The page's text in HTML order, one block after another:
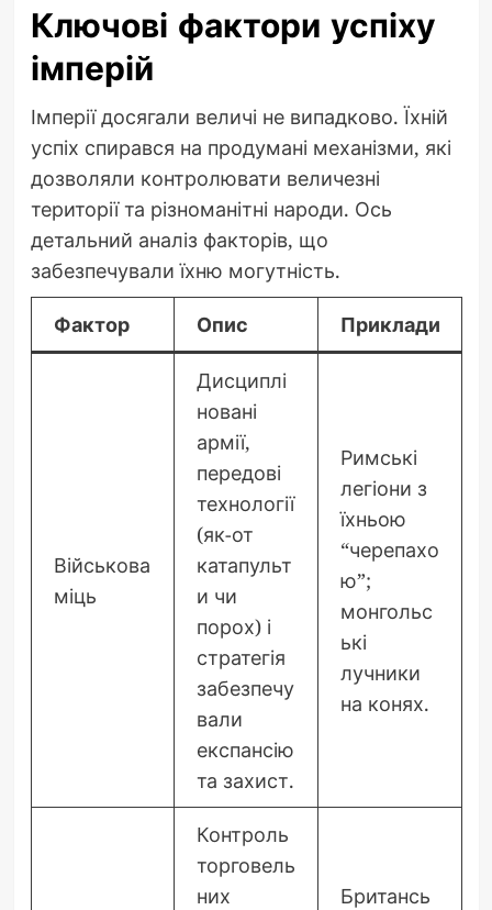
Ключові фактори успіху
імперій
Імперії досягали величі не випадково. Їхній
успіх спирався на продумані механізми, які
дозволяли контролювати величезні
території та різноманітні народи. Ось
детальний аналіз факторів, що
забезпечували їхню могутність.
Фактор Опис Приклади
Військова
міць
Дисциплі
новані
армії,
передові
технології
(як-от
катапульт
и чи
порох) і
стратегія
забезпечу
вали
експансію
та захист.
Римські
легіони з
їхньою
“черепахо
ю”;
монгольс
ькі
лучники
на конях.
Контроль
торговель
них
Британсь